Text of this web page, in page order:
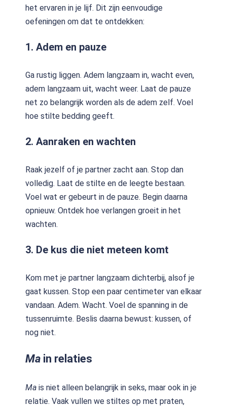
het ervaren in je lijf. Dit zijn eenvoudige
oefeningen om dat te ontdekken:
1. Adem en pauze
Ga rustig liggen. Adem langzaam in, wacht even,
adem langzaam uit, wacht weer. Laat de pauze
net zo belangrijk worden als de adem zelf. Voel
hoe stilte bedding geeft.
2. Aanraken en wachten
Raak jezelf of je partner zacht aan. Stop dan
volledig. Laat de stilte en de leegte bestaan.
Voel wat er gebeurt in de pauze. Begin daarna
opnieuw. Ontdek hoe verlangen groeit in het
wachten.
3. De kus die niet meteen komt
Kom met je partner langzaam dichterbij, alsof je
gaat kussen. Stop een paar centimeter van elkaar
vandaan. Adem. Wacht. Voel de spanning in de
tussenruimte. Beslis daarna bewust: kussen, of
nog niet.
Ma in relaties
Ma is niet alleen belangrijk in seks, maar ook in je
relatie. Vaak vullen we stiltes op met praten,